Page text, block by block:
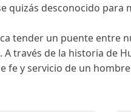
quizás desconocido para
tender un puente
través de la historia de
fe y servicio de un